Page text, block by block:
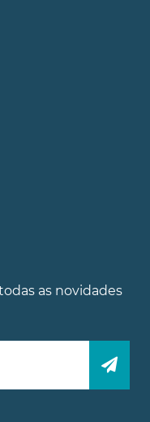
as novidades